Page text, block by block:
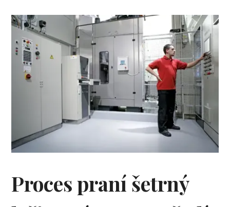
Proces praní šetrný